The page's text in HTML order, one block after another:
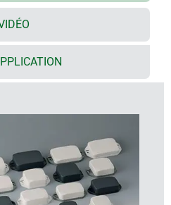
individuelles et les
interfaces - raccordement
robuste avec un
dans un environnement
dans les couleurs
gris anthracite,